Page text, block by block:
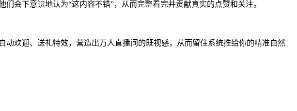
会下意识地认为“这内容不错”，从而完整看完并贡献真实的点赞和关注。
欢迎、送礼特效，营造出万人直播间的既视感，从而留住系统推给你的精准自然